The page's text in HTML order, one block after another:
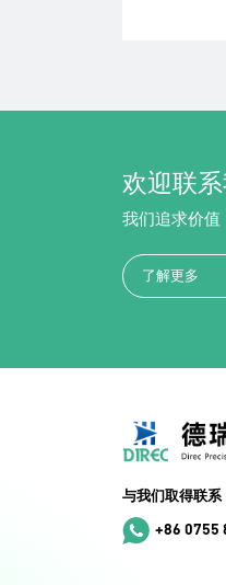
欢迎联
我们追求价值
了解更多
与我们取得联系
+86 0755